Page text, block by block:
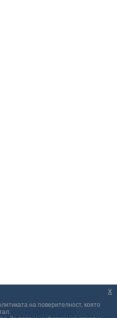
на поверителност, която
x